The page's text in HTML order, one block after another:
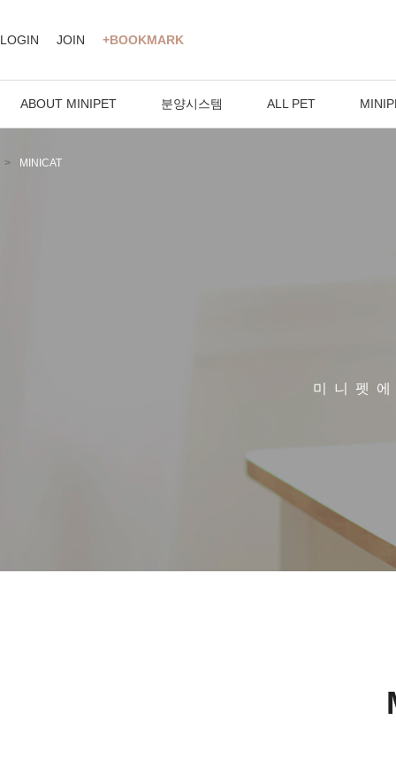
LOGIN JOIN +BOOKMARK
ABOUT MINIPET 분양시스템 ALL PET
미니펫
MINICAT